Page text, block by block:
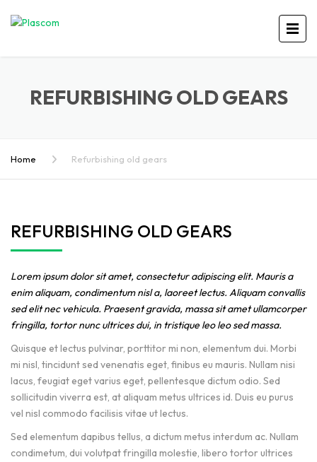
REFURBISHING OLD GEARS
Home Refurbishing old gears
REFURBISHING OLD GEARS
Lorem ipsum dolor sit amet, consectetur adipiscing elit. Mauris a
enim aliquam, condimentum nisl a, laoreet lectus. Aliquam convallis
sed elit nec vehicula. Praesent gravida, massa sit amet ullamcorper
fringilla, tortor nunc ultrices dui, in tristique leo leo sed massa.
Quisque et lectus pulvinar, porttitor mi non, elementum dui. Morbi
mi nisl, tincidunt sed venenatis eget, finibus eu mauris. Nullam nisi
lacus, feugiat eget varius eget, pellentesque dictum odio. Sed
sollicitudin viverra est, at aliquam metus ultrices id. Duis eu purus
vel nisl commodo facilisis vitae ut lectus.
Sed elementum dapibus tellus, a dictum metus interdum ac. Nullam
condimetum, dui volutpat fringilla molestie, libero tortor ultrices